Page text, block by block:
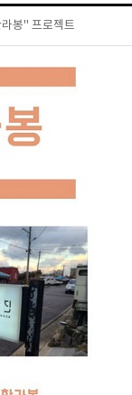
봉" 프로젝트